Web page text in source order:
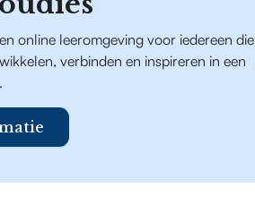
online leeromgeving voor iedereen die
verbinden en inspireren in een